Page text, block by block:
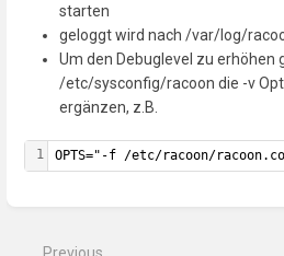
starten
geloggt wird nach /var/log/
Um den Debuglevel zu erhöhen
/etc/sysconfig/racoon die -v
ergänzen, z.B.
1 OPTS="-f /etc/racoon/
mode